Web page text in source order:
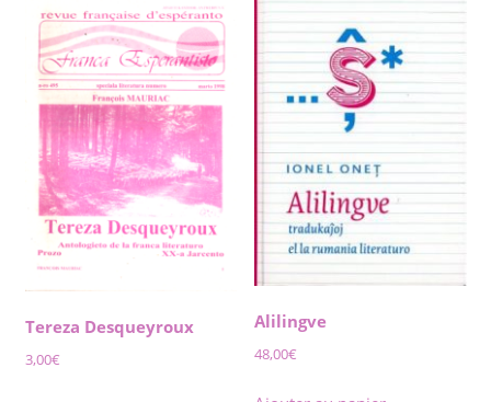
Tereza Desqueyroux
3,00€
Alilingve
48,00€